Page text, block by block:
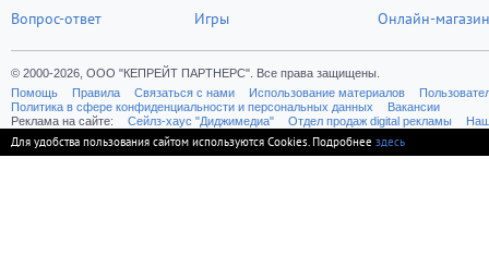
Вопрос-ответ
Игры
Онлайн-магазин
© 2000-2026, ООО "КЕПРЕЙТ ПАРТНЕРС". Все права защищены.
Помощь
Правила Связаться с нами Использование материалов
Политика в сфере конфиденциальности и персональных данных
Вакансии
Реклама на сайте:
Cейлз-хаус "Диджимедиа" Отдел продаж digital рекламы
Для удобства пользования сайтом используются Cookies. Подробнее здесь